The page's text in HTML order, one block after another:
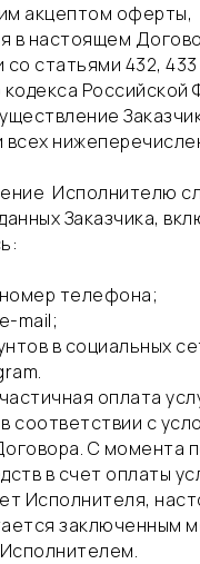
акцептом оферты,
в настоящем
со статьями 432, 433
кодекса Российской
всех
Исполнителю
Заказчика,
телефона;
mail;
в социальных
оплата
соответствии с
С момента
в счет оплаты
Исполнителя,
заключенным